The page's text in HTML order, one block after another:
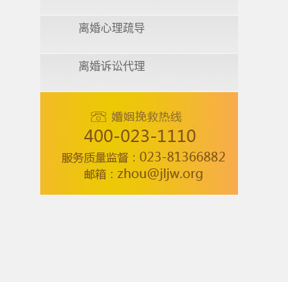
离婚心理疏导
离婚诉讼代理